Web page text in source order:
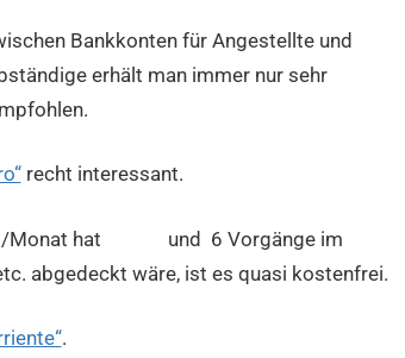
Bankkonten für Angestellte und
erhält man immer nur sehr
recht interessant.
€/Monat hat und 6 Vorgänge im
abgedeckt wäre, ist es quasi kostenfrei.
.